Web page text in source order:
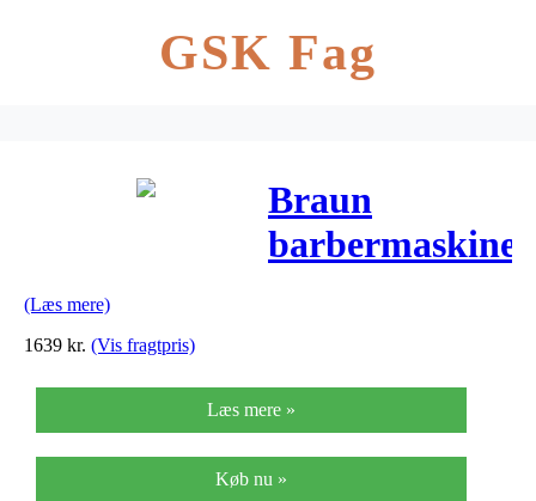
GSK Fag
Braun
barbermaskine
(Læs mere)
1639 kr. (Vis fragtpris)
Læs mere »
Køb nu »